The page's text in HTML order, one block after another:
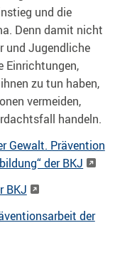
und die
Denn damit nicht
und Jugendliche
Einrichtungen,
zu tun haben,
vermeiden,
handeln.
Gewalt. Prävention
der BKJ
BKJ
der